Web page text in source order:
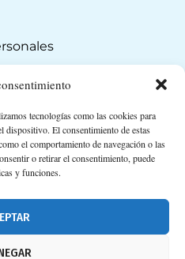
tecnologías como las cookies para
dispositivo. El consentimiento de estas
el comportamiento de navegación o las
o retirar el consentimiento, puede
y funciones.